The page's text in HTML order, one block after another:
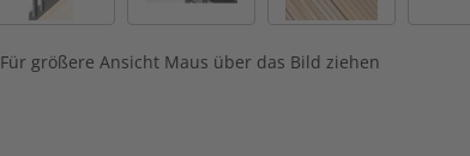
Für größere Ansicht Maus über das Bild ziehen